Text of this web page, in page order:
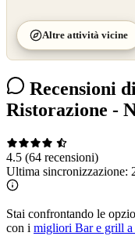
Altre attività vicine
Recensioni
Ristorazione -
4.5 (64 recensioni)
Ultima sincronizzazione:
Stai confrontando le
con i migliori Bar e grill a